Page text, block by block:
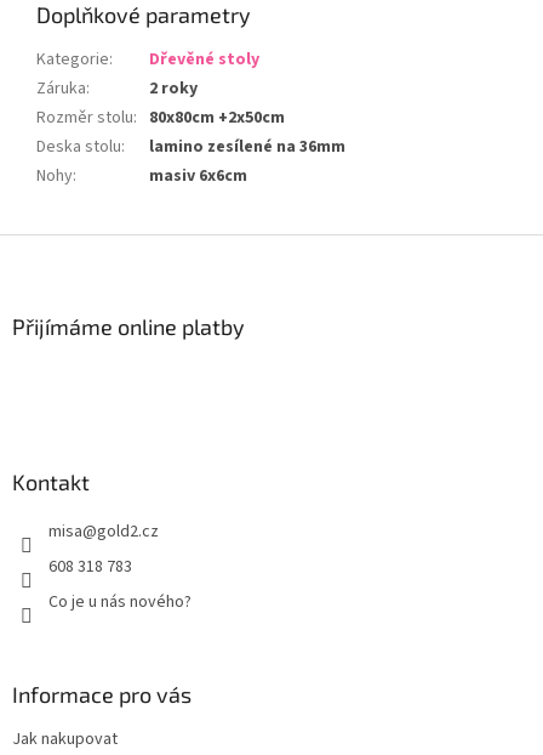
Doplňkové parametry
Kategorie:
Dřevěné stoly
Záruka:
2 roky
Rozměr stolu: 80x80cm +2x50cm
Deska stolu:
lamino zesílené na 36mm
Nohy: masiv 6x6cm
Přijímáme online platby
Kontakt
misa@gold2.cz
608 318 783
Co je u nás nového?
Informace pro vás
Jak nakupovat